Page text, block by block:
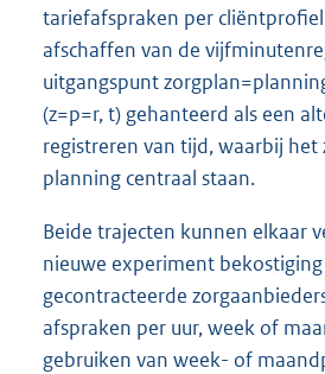
tariefafspraken per
afschaffen van de
uitgangspunt
(z=p=r, t) gehanteerd als een
registreren van tijd, waarbij het
planning centraal staan.
Beide trajecten kunnen elkaar
nieuwe experiment
gecontracteerde
afspraken per uur, week of
gebruiken van week- of